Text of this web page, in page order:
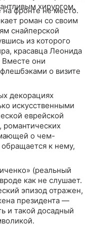
хирургом,
фронте не место.
роман со своим
снайперской
из которого
красавца Леонида
они
о визите
декорациях
искусственными
еврейской
о чем-
к нему,
(реальный
как не слушает.
эпизод отражен,
президента —
и такой досадный